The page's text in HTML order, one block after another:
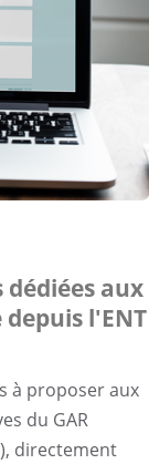
dédiées aux
l'ENT
à proposer aux
du GAR
directement